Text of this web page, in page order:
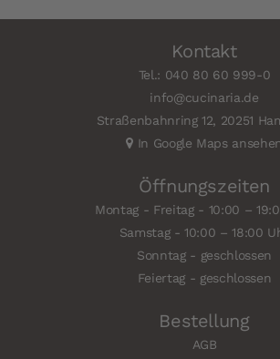
Kontakt
Tel.: 040 80 60 999-0
info@cucinaria.de
Straßenbahnring 12, 20251
In Google Maps
Öffnungszeiten
Montag - Freitag - 10:00 –
Samstag - 10:00 – 18:00
Sonntag - geschlossen
Feiertag - geschlossen
Bestellung
AGB